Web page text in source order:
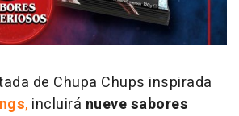
de Chupa Chups inspirada
, incluirá nueve sabores